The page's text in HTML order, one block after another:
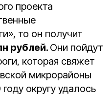
проекта
то он получит
рублей. Они пойдут
которая свяжет
микрорайоны
округу удалось